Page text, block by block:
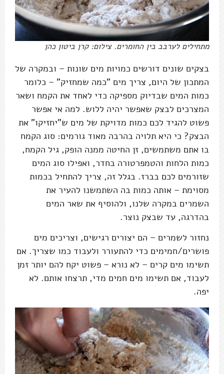
מתחילים לערבב בין החומרים. צילום: קרן ביטון כהן
בצקים שונים דורשים כמויות מים שונות – ובמקרה של
המתכון של היום, צריך מים "כמה שמחזיק" – כלומר
כמות המים שבדיוק מספיקה כדי לאחד את הקמח ושאר
המצרכים לבצק שאפשר יהיה ללוש. למה אי אפשר
פשוט להגיד לכם כמות מדויקת של מים ש"יחזיקו" את
הבצק? כי היא תלויה בהרבה מאוד גורמים: סוג הקמח
בו אתם משתמשים, זן החיטה ממנה הופק, גיל הקמח,
כמות הלחות והטמפרטורה בחדר, ואפילו סוג המים
שזורמים לכם בברז. בגלל זה, צריך להתחיל בכמות
מסוימת – אותה כמות בה השתמשנו להעיר את
השמרים במקרה שלנו, ולהוסיף את שאר המים
בהדרגה, עד שבצק נוצר.
נחזור לשמרים – הם יצורים רגישים, וצריכים מים
פושרים/חמימים כדי להתעורר ולעבוד כמו שצריך. אם
תשימו מים קרים – לא נורא – פשוט יקח להם יותר זמן
לעבוד, אם תשימו מים חמים מדי, תרצחו אותם. לא
יפה.